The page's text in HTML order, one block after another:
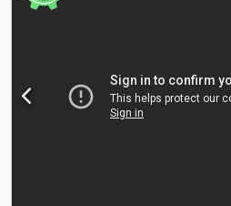
Équipement:
, Nombre d'essieux
: BPW = Informations
Cabine : Journalière Plaque
motopropulseur Type de carburant :